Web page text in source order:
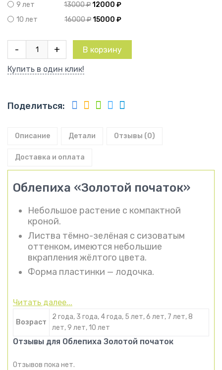
9 лет
13000₽12000 ₽
10 лет
16000₽15000 ₽
-
Количество
Облепиха
+ В корзину
Купить в один клик!
Поделиться:
Описание Детали Отзывы (0)
Доставка и оплата
Облепиха «Золотой початок»
Небольшое растение с компактной
кроной.
Листва тёмно-зелёная с сизоватым
оттенком, имеются небольшие
вкрапления жёлтого цвета.
Форма пластинки — лодочка.
Читать далее...
Возраст
2 года, 3 года, 4 года, 5 лет, 6 лет, 7 лет, 8
лет, 9 лет, 10 лет
Отзывы для Облепиха Золотой початок
Отзывов пока нет.